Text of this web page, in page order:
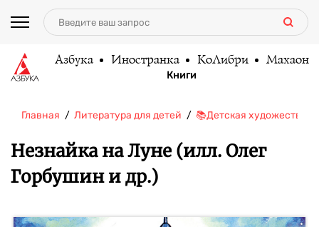
Азбука Иностранка КоЛибри Махаон
Книги
Главная Литература для детей 📚Детская
Незнайка на Луне (илл. Олег
Горбушин и др.)